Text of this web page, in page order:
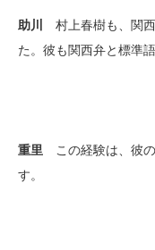
助川
村上春樹も、関
た。彼も関西弁と標準
重里 この経験は、彼
す。